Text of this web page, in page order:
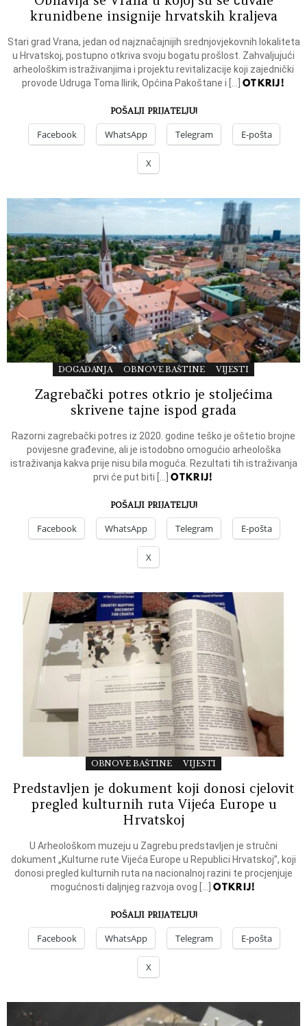
krunidbene insignije hrvatskih kraljeva
Stari grad Vrana, jedan od najznačajnijih srednjovjekovnih lokaliteta
u Hrvatskoj, postupno otkriva svoju bogatu prošlost. Zahvaljujući
arheološkim istraživanjima i projektu revitalizacije koji zajednički
provode Udruga Toma Ilirik, Općina Pakoštane i […] OTKRIJ!
POŠALJI PRIJATELJU!
Facebook WhatsApp Telegram E-pošta
X
DOGAĐANJA OBNOVE BAŠTINE VIJESTI
Zagrebački potres otkrio je stoljećima
skrivene tajne ispod grada
Razorni zagrebački potres iz 2020. godine teško je oštetio brojne
povijesne građevine, ali je istodobno omogućio arheološka
istraživanja kakva prije nisu bila moguća. Rezultati tih istraživanja
prvi će put biti […]OTKRIJ!
POŠALJI PRIJATELJU!
Facebook WhatsApp Telegram E-pošta
X
OBNOVE BAŠTINE VIJESTI
Predstavljen je dokument koji donosi cjelovit
pregled kulturnih ruta Vijeća Europe u
Hrvatskoj
U Arheološkom muzeju u Zagrebu predstavljen je stručni
dokument „Kulturne rute Vijeća Europe u Republici Hrvatskoj”, koji
donosi pregled kulturnih ruta na nacionalnoj razini te procjenjuje
mogućnosti daljnjeg razvoja ovog […]OTKRIJ!
POŠALJI PRIJATELJU!
Facebook WhatsApp Telegram E-pošta
X